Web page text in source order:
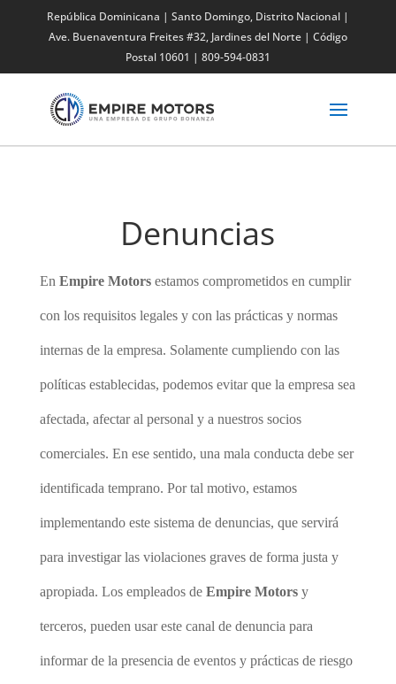
República Dominicana | Santo Domingo, Distrito Nacional |
Ave. Buenaventura Freites #32, Jardines del Norte | Código
Postal 10601 | 809-594-0831
Denuncias
En Empire Motorsestamos comprometidos en cumplir
con los requisitos legales y con las prácticas y normas
internas de la empresa. Solamente cumpliendo con las
políticas establecidas, podemos evitar que la empresa sea
afectada, afectar al personal y a nuestros socios
comerciales. En ese sentido, una mala conducta debe ser
identificada temprano. Por tal motivo, estamos
implementando este sistema de denuncias, que servirá
para investigar las violaciones graves de forma justa y
apropiada. Los empleados de Empire Motorsy
terceros, pueden usar este canal de denuncia para
informar de la presencia de eventos y prácticas de riesgo